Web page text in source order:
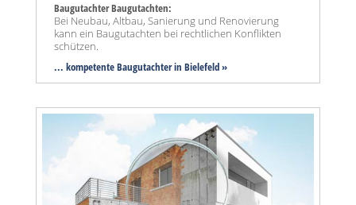
Baugutachter Baugutachten:
Bei Neubau, Altbau, Sanierung und Renovierung
kann ein Baugutachten bei rechtlichen Konflikten
schützen.
... kompetente Baugutachter in Bielefeld »